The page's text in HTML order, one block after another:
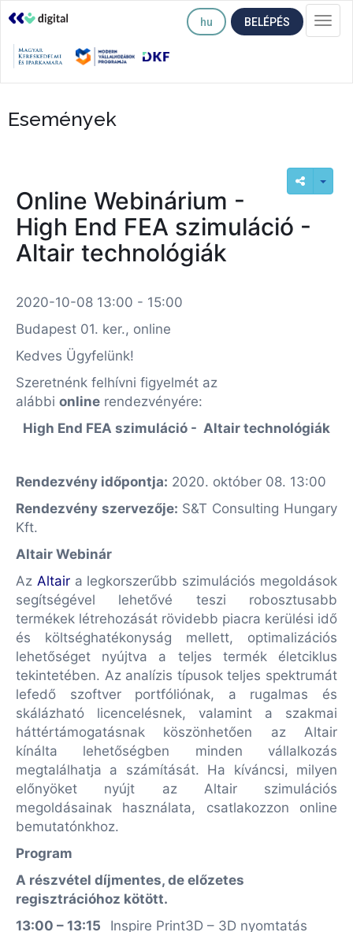
hu BELÉPÉS
Események
Online Webinárium -
High End FEA szimuláció -
Altair technológiák
2020-10-08 13:00 - 15:00
Budapest 01. ker., online
Kedves Ügyfelünk!
Szeretnénk felhívni figyelmét az
alábbi online rendezvényére:
High End FEA szimuláció - Altair technológiák
Rendezvény időpontja: 2020. október 08. 13:00
Rendezvény szervezője: S&T Consulting Hungary
Kft.
Altair Webinár
Az Altair a legkorszerűbb szimulációs megoldások
segítségével lehetővé teszi robosztusabb
termékek létrehozását rövidebb piacra kerülési idő
és költséghatékonyság mellett, optimalizációs
lehetőséget nyújtva a teljes termék életciklus
tekintetében. Az analízis típusok teljes spektrumát
lefedő szoftver portfóliónak, a rugalmas és
skálázható licencelésnek, valamint a szakmai
háttértámogatásnak köszönhetően az Altair
kínálta lehetőségben minden vállalkozás
megtalálhatja a számítását. Ha kíváncsi, milyen
előnyöket nyújt az Altair szimulációs
megoldásainak használata, csatlakozzon online
bemutatónkhoz.
Program
A részvétel díjmentes, de előzetes
regisztrációhoz kötött.
13:00 – 13:15 Inspire Print3D – 3D nyomtatás